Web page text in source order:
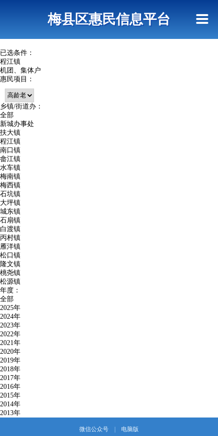
查询指引梅县区惠民信息平台
已选条件：
程江镇
机团、集体户
惠民项目：
乡镇/街道办：
全部
新城办事处
扶大镇
程江镇
南口镇
畲江镇
水车镇
梅南镇
梅西镇
石坑镇
大坪镇
城东镇
石扇镇
白渡镇
丙村镇
雁洋镇
松口镇
隆文镇
桃尧镇
松源镇
年度：
全部
2025年
2024年
2023年
2022年
2021年
2020年
2019年
2018年
2017年
2016年
2015年
2014年
2013年
微信公众号 电脑版